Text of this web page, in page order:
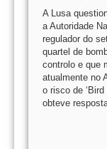
A Lusa
a Autoridade
regulador do
quartel de
controlo e que
atualmente no
o risco de
obteve